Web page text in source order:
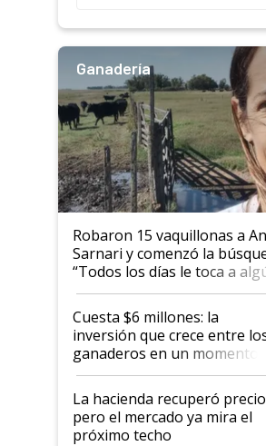
Ganadería
Robaron 15 vaquillonas a
Sarnari y comenzó la
“Todos los días le toca a
productor”
Cuesta $6 millones: la
inversión que crece entre
ganaderos en un momento
histórico para la actividad
La hacienda recuperó
pero el mercado ya mira el
próximo techo